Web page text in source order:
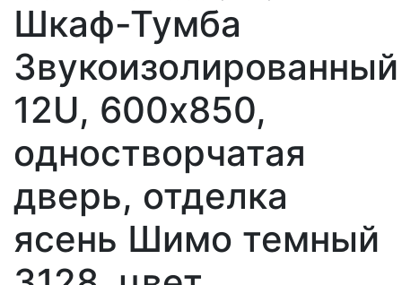
Шкаф-Тумба
Звукоизолированный
12U, 600х850,
одностворчатая
дверь, отделка
ясень Шимо темный